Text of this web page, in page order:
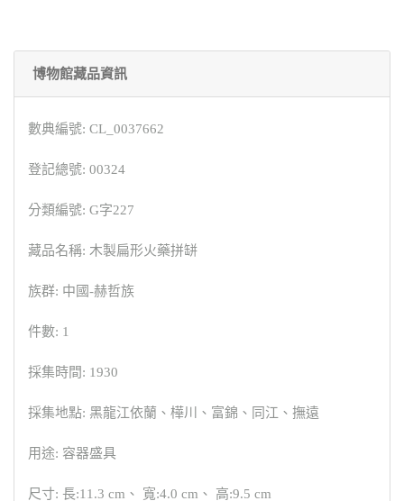
博物館藏品資訊
數典編號: CL_0037662
登記總號: 00324
分類編號: G字227
藏品名稱: 木製扁形火藥拼缾
族群: 中國-赫哲族
件數: 1
採集時間: 1930
採集地點: 黑龍江依蘭、樺川、富錦、同江、撫遠
用途: 容器盛具
尺寸: 長:11.3 cm、 寬:4.0 cm、 高:9.5 cm